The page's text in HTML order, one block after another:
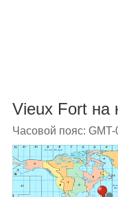
Vieux Fort на
Часовой пояс: